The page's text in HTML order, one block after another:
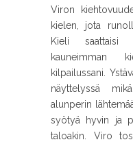
Viron
kielen, jota
Kieli saattaisi
kauneimman
kilpailussani.
näyttelyssä
alunperin
syötyä hyvin ja
taloakin. Viro